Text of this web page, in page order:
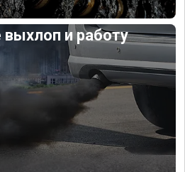
выхлоп и работу